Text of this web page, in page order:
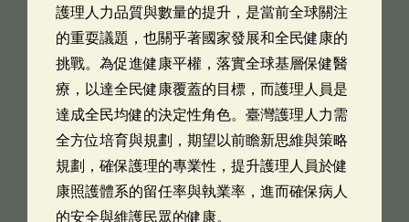
護理人力品質與數量的提升，是當前全球關注
的重耍議題，也關乎著國家發展和全民健康的
挑戰。為促進健康平權，落實全球基層保健醫
療，以達全民健康覆蓋的目標，而護理人員是
達成全民均健的決定性角色。臺灣護理人力需
全方位培育與規劃，期望以前瞻新思維與策略
規劃，確保護理的專業性，提升護理人員於健
康照護體系的留任率與執業率，進而確保病人
的安全與維護民眾的健康。